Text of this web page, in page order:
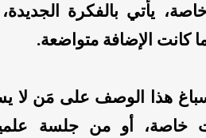
يأتي بالفكرة
كانت الإضافة متواضعة.
هذا الوصف على مَن لا
خاصة، أو من جلسة